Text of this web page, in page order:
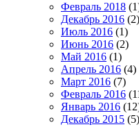
Февраль 2018
Декабрь 2016 (2)
Июль 2016 (1)
Июнь 2016 (2)
Май 2016 (1)
Апрель 2016 (4)
Март 2016 (7)
Февраль 2016
Январь 2016
Декабрь 2015 (5)